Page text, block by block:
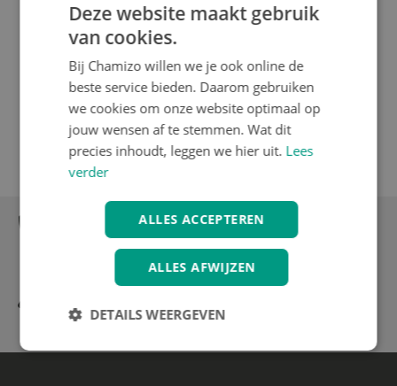
Elite Aluminium Compact
€ 159.99
Werkstandaards | Chamizo
Niet gevonden wat je zocht?
Of graag meer advies?
Neem contact op met ons
Mail
Deze website maakt gebruik
van cookies.
Bij Chamizo willen we je ook online de
beste service bieden. Daarom gebruiken
we cookies om onze website optimaal op
jouw wensen af te stemmen. Wat dit
precies inhoudt, leggen we hier uit. Lees
verder
ALLES ACCEPTEREN
ALLES AFWIJZEN
DETAILS WEERGEVEN